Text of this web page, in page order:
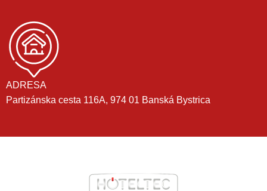
ADRESA
Partizánska cesta 116A, 974 01 Banská Bystrica